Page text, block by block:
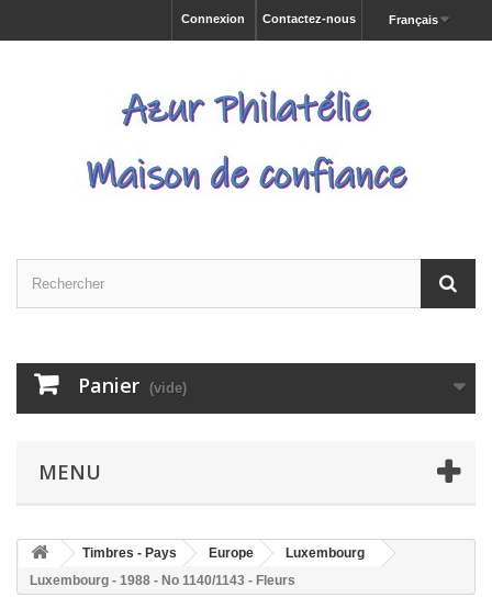
Français
Contactez-nous
Connexion
Panier (vide)
MENU
Timbres - Pays Europe
Luxembourg
Luxembourg - 1988 - No 1140/1143 - Fleurs